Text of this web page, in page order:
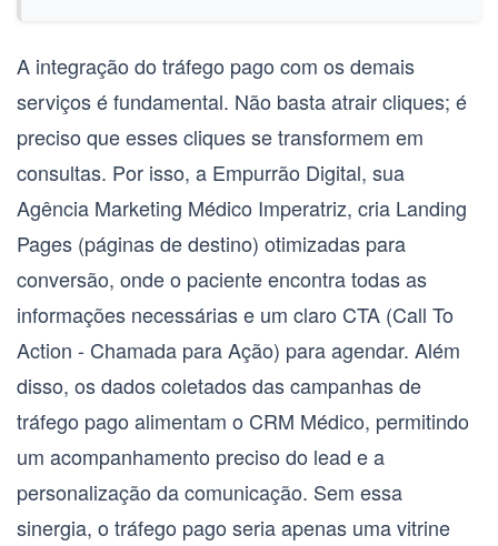
A integração do tráfego pago com os demais
serviços é fundamental. Não basta atrair cliques; é
preciso que esses cliques se transformem em
consultas. Por isso, a Empurrão Digital, sua
Agência Marketing Médico Imperatriz, cria Landing
Pages (páginas de destino) otimizadas para
conversão, onde o paciente encontra todas as
informações necessárias e um claro CTA (Call To
Action - Chamada para Ação) para agendar. Além
disso, os dados coletados das campanhas de
tráfego pago alimentam o CRM Médico, permitindo
um acompanhamento preciso do lead e a
personalização da comunicação. Sem essa
sinergia, o tráfego pago seria apenas uma vitrine